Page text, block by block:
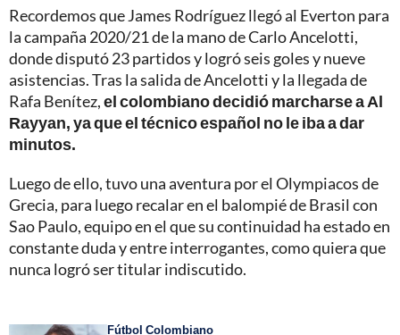
Recordemos que James Rodríguez llegó al Everton para
la campaña 2020/21 de la mano de Carlo Ancelotti,
donde disputó 23 partidos y logró seis goles y nueve
asistencias. Tras la salida de Ancelotti y la llegada de
Rafa Benítez,el colombiano decidió marcharse a Al
Rayyan, ya que el técnico español no le iba a dar
minutos.
Luego de ello, tuvo una aventura por el Olympiacos de
Grecia, para luego recalar en el balompié de Brasil con
Sao Paulo, equipo en el que su continuidad ha estado en
constante duda y entre interrogantes, como quiera que
nunca logró ser titular indiscutido.
Fútbol Colombiano